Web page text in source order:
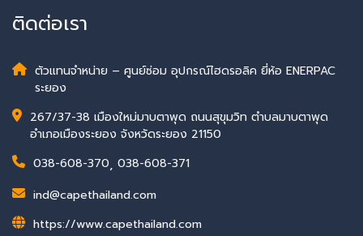
ติดต่อเรา
ตัวแทนจำหน่าย – ศูนย์ซ่อม อุปกรณ์ไฮดรอลิค ยี่ห้อ ENERPAC
ระยอง
267/37-38 เมืองใหม่มาบตาพุด ถนนสุขุมวิท ตำบลมาบตาพุด
อำเภอเมืองระยอง จังหวัดระยอง 21150
038-608-370, 038-608-371
ind@capethailand.com
https://www.capethailand.com